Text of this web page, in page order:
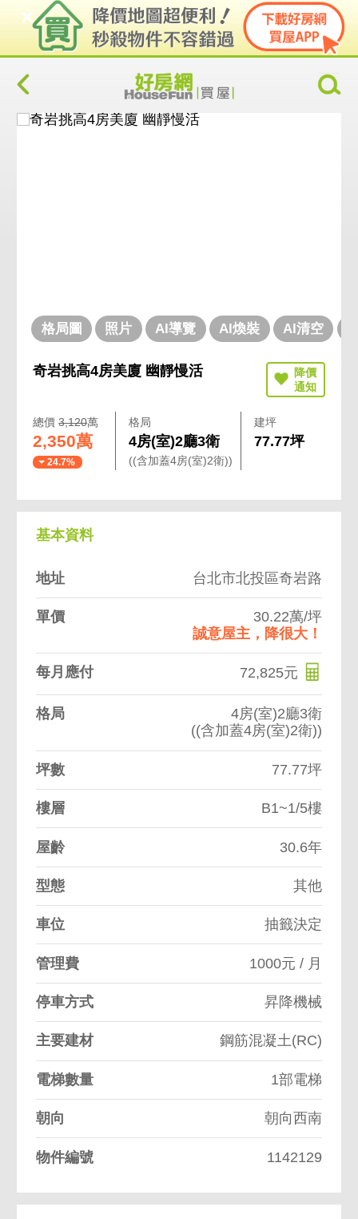
格局圖 照片 AI導覽 AI煥裝 AI清空
奇岩挑高4房美廈 幽靜慢活
總價3,120萬
2,350萬
24.7%
格局
4房(室)2廳3衛
((含加蓋4房(室)2衛))
建坪
77.77坪
基本資料
地址 台北市北投區奇岩路
單價
30.22萬/坪
誠意屋主，降很大！
每月應付 72,825元
格局
4房(室)2廳3衛
((含加蓋4房(室)2衛))
坪數 77.77坪
樓層 B1~1/5樓
屋齡 30.6年
型態 其他
車位 抽籤決定
管理費 1000元 / 月
停車方式 昇降機械
主要建材 鋼筋混凝土(RC)
電梯數量 1部電梯
朝向 朝向西南
物件編號 1142129